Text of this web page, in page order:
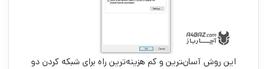
این روش آسان‌‍ترین و کم هزینه‌ترین راه برای شبکه کردن دو